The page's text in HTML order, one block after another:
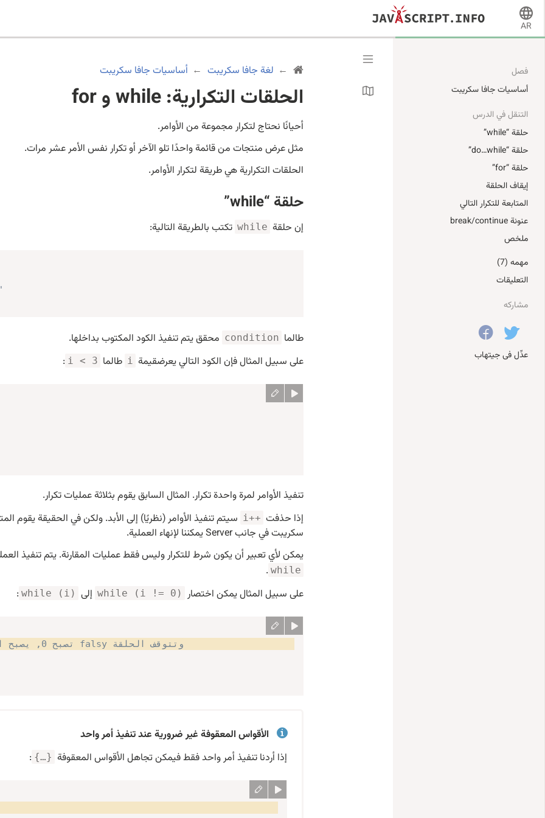
AR
لغة جافا سكريبت أساسيات جافا سكريبت
الحلقات التكرارية: while و for
أحيانًا نحتاج لتكرار مجموعة من الأوامر.
مثل عرض منتجات من قائمة واحدًا تلو الآخر أو تكرار نفس الأمر عشر مرات.
الحلقات التكراريةهي طريقة لتكرار الأوامر.
حلقة “while”
إن حلقة while تكتب بالطريقة التالية:
طالما condition محقق يتم تنفيذ الكود المكتوب بداخلها.
على سبيل المثال فإن الكود التالي يعرضقيمة i طالما i < 3
:
تنفيذ الأوامر لمرة واحدةتكرار. المثال السابق يقوم بثلاثة عمليات تكرار.
إذا حذفت i++ سيتم تنفيذ الأوامر (نظريًا) إلى الأبد. ولكن في الحقيقة
سكريبت في جانب Server يمكننا لإنهاء العملية.
يمكن لأي تعبير أن يكون شرط للتكرار وليس فقط عمليات المقارنة. يتم تنفيذ
while
.
على سبيل المثال يمكن اختصار while (i != 0) إلى while (i)
:
// عندما i تصبح 0, يصبح الشرط falsy وتتوقف الحلقة
الأقواس المعقوفة غير ضرورية عند تنفيذ أمر واحد
إذا أردنا تنفيذ أمر واحد فقط فيمكن تجاهل الأقواس المعقوفة {…}
:
فصل
أساسيات جافا سكريبت
التنقل في الدرس
حلقة “while”
حلقة “do…while”
حلقة “for”
إيقاف الحلقة
المتابعة للتكرار التالي
عنونة break/continue
ملخص
مهمه (7)
التعليقات
مشاركه
عدِّل فى جيتهاب